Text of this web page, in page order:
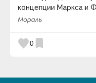
концепции Маркса и
Мораль
favorite0 bookmark